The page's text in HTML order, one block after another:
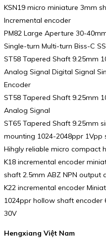
KSN19 micro miniature 3mm
Incremental encoder
PM82 Large Aperture 30-
Single-turn Multi-turn Biss-C
ST58 Tapered Shaft 9.25mm
Analog Signal Digital Signal
Encoder
ST58 Tapered Shaft 9.25mm
Analog Signal
ST65 Tapered Shaft 9.25mm
mounting 1024-2048ppr 1Vpp
Hihgly reliable micro compact
K18 incremental encoder
shaft 2.5mm ABZ NPN output
K22 incremental encoder
1024ppr hollow shaft encoder
30V
Hengxiang Việt Nam